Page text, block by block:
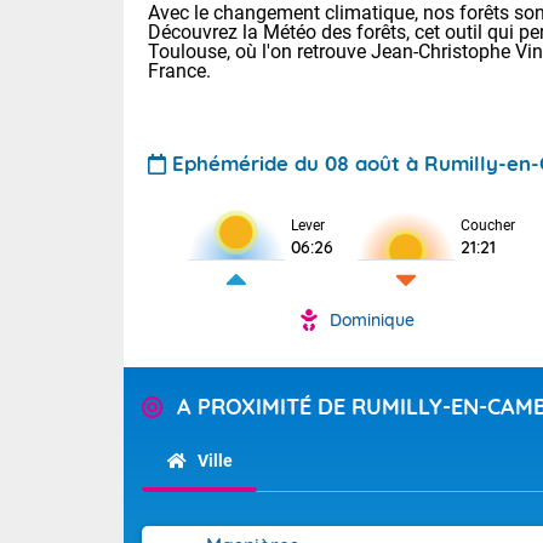
Pour la
Tendance
Avec le changement climatique, nos forêts
Découvrez la Météo des forêts, cet outil qui
Toulouse, où l'on retrouve Jean-Christophe
France.
Ephéméride du 08 août à Rumilly-en-
Lever
06:26
Coucher
21:21
Dominique
A PROXIMITÉ DE RUMILLY-EN-
Ville
Voici les
31 Lyon : 35
: 32 Nancy :
Très
Corse.
Les orages